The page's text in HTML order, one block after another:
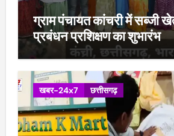
ग्राम पंचायत कांचरी में सब्जी
प्रबंधन प्रशिक्षण का शुभारंभ
खबर-24x7 छत्तीसगढ़